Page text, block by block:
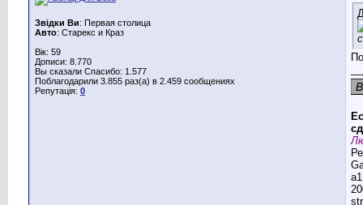
Звідки Ви: Первая столица
Авто: Старекс и Краз
Вік: 59
Дописи: 8.770
Вы сказали Спасибо: 1.577
Поблагодарили 3.855 раз(а) в 2.459 сообщениях
Репутація: 0